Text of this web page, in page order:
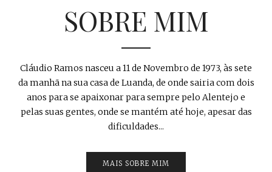
SOBRE MIM
Cláudio Ramos nasceu a 11 de Novembro de 1973, às sete
da manhã na sua casa de Luanda, de onde sairia com dois
anos para se apaixonar para sempre pelo Alentejo e
pelas suas gentes, onde se mantém até hoje, apesar das
dificuldades...
MAIS SOBRE MIM